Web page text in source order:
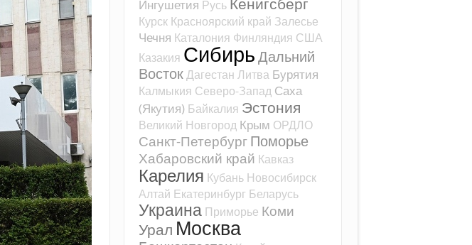
Ингушетия Русь
Курск Красноярский край Залесье
Чечня Каталония Финляндия США
Казакия СибирьДальний
ВостокДагестан Литва Бурятия
Калмыкия Северо-Запад Саха
(Якутия) Байкалия Эстония
Великий Новгород Крым ОРДЛО
Санкт-Петербург Поморье
Хабаровский край Кавказ
Карелия Кубань Новосибирск
Алтай Екатеринбург Беларусь
Украина Приморье Коми
Урал Москва